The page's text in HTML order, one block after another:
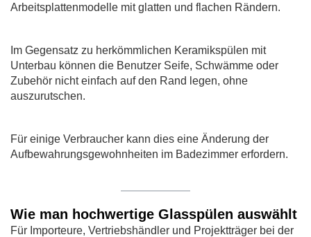
Arbeitsplattenmodelle mit glatten und flachen Rändern.
Im Gegensatz zu herkömmlichen Keramikspülen mit
Unterbau können die Benutzer Seife, Schwämme oder
Zubehör nicht einfach auf den Rand legen, ohne
auszurutschen.
Für einige Verbraucher kann dies eine Änderung der
Aufbewahrungsgewohnheiten im Badezimmer erfordern.
Wie man hochwertige Glasspülen auswählt
Für Importeure, Vertriebshändler und Projektträger bei der